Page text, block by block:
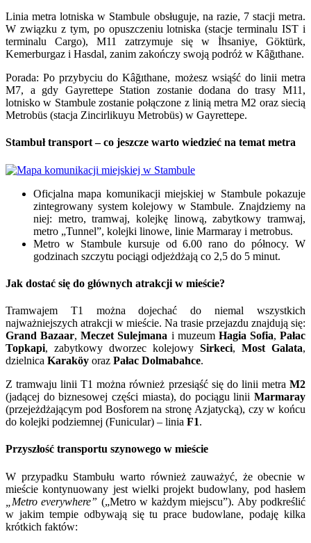
Linia metra lotniska w Stambule obsługuje, na razie, 7 stacji metra.
W związku z tym, po opuszczeniu lotniska (stacje terminalu IST i
terminalu Cargo), M11 zatrzymuje się w İhsaniye, Göktürk,
Kemerburgaz i Hasdal, zanim zakończy swoją podróż w Kâğıthane.
Porada: Po przybyciu do Kâğıthane, możesz wsiąść do linii metra
M7, a gdy Gayrettepe Station zostanie dodana do trasy M11,
lotnisko w Stambule zostanie połączone z linią metra M2 oraz siecią
Metrobüs (stacja Zincirlikuyu Metrobüs) w Gayrettepe.
Stambuł transport – co jeszcze warto wiedzieć na temat metra
Oficjalna mapa komunikacji miejskiej w Stambulepokazuje
zintegrowany system kolejowy w Stambule. Znajdziemy na
niej: metro, tramwaj, kolejkę linową, zabytkowy tramwaj,
metro „Tunnel”, kolejki linowe, linie Marmaray i metrobus.
Metro w Stambule kursuje od 6.00 rano do północy. W
godzinach szczytu pociągi odjeżdżają co 2,5 do 5 minut.
Jak dostać się do głównych atrakcji w mieście?
Tramwajem T1 można dojechać do niemal wszystkich
najważniejszych atrakcji w mieście. Na trasie przejazdu znajdują się:
Grand Bazaar,Meczet Sulejmana i muzeum Hagia Sofia, Pałac
Topkapi, zabytkowy dworzec kolejowy Sirkeci, Most Galata,
dzielnica Karaköy oraz Pałac Dolmabahce.
Z tramwaju linii T1 można również przesiąść się do linii metra M2
(jadącej do biznesowej części miasta), do pociągu linii Marmaray
(przejeżdżającym pod Bosforem na stronę Azjatycką), czy w końcu
do kolejki podziemnej (Funicular) – linia F1.
Przyszłość transportu szynowego w mieście
W przypadku Stambułu warto również zauważyć, że obecnie w
mieście kontynuowany jest wielki projekt budowlany, pod hasłem
„Metro everywhere” („Metro w każdym miejscu”). Aby podkreślić
w jakim tempie odbywają się tu prace budowlane, podaję kilka
krótkich faktów: